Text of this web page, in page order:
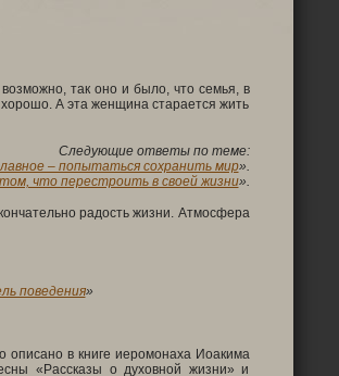
так оно и было, что семья, в
хорошо. А эта женщина старается жить
Следующие ответы по теме:
– попытаться сохранить мир».
что перестроить в своей жизни».
радость жизни. Атмосфера
поведения»
в книге иеромонаха Иоакима
«Рассказы о духовной жизни» и